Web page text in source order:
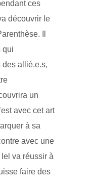
ces
découvrir le
Il
qui
des allié.e.s,
un
avec cet art
à sa
avec une
va réussir à
faire des